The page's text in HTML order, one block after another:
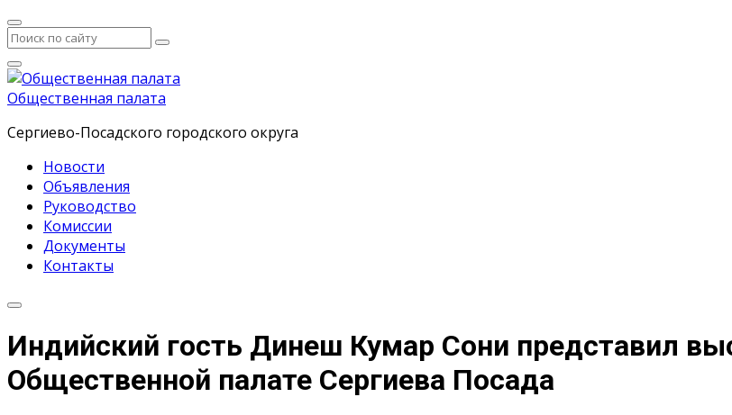
Общественная палата
Сергиево-Посадского городского округа
Новости
Объявления
Руководство
Комиссии
Документы
Контакты
Индийский гость Динеш Кумар Сони представил
Общественной палате Сергиева Посада